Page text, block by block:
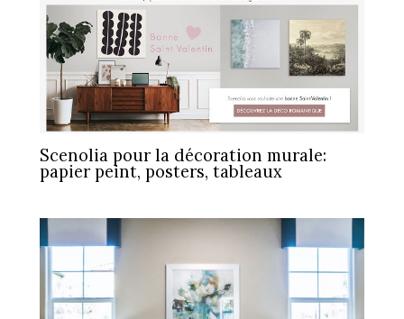
Scenolia pour la décoration murale:
papier peint, posters, tableaux